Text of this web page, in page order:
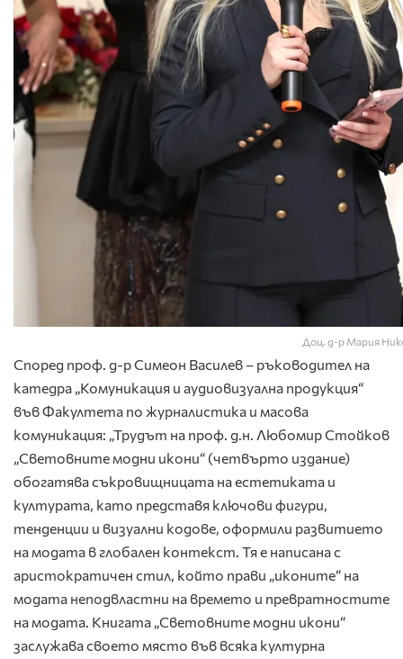
Доц. д-р Мария
Според проф. д-р Симеон Василев – ръководител на
катедра „Комуникация и аудиовизуална продукция“
във Факултета по журналистика и масова
комуникация: „Трудът на проф. д.н. Любомир Стойков
„Световните модни икони“ (четвърто издание)
обогатява съкровищницата на естетиката и
културата, като представя ключови фигури,
тенденции и визуални кодове, оформили развитието
на модата в глобален контекст. Тя е написана с
аристократичен стил, който прави „иконите“ на
модата неподвластни на времето и превратностите
на модата. Книгата „Световните модни икони“
заслужава своето място във всяка културна